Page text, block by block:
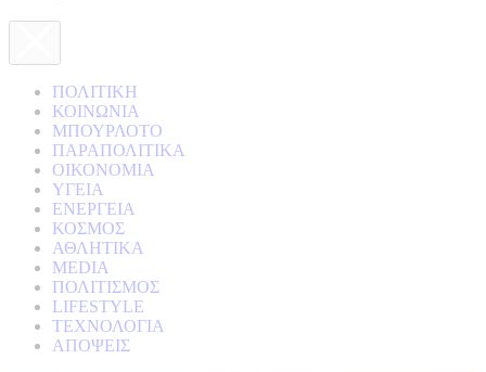
ΠΟΛΙΤΙΚΗ
ΚΟΙΝΩΝΙΑ
ΜΠΟΥΡΛΟΤΟ
ΠΑΡΑΠΟΛΙΤΙΚΑ
ΟΙΚΟΝΟΜΙΑ
ΥΓΕΙΑ
ΕΝΕΡΓΕΙΑ
ΚΟΣΜΟΣ
ΑΘΛΗΤΙΚΑ
MEDIA
ΠΟΛΙΤΙΣΜΟΣ
LIFESTYLE
ΤΕΧΝΟΛΟΓΙΑ
ΑΠΟΨΕΙΣ